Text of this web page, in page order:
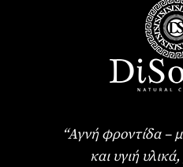
“Αγνή φροντίδα –
και υγιή